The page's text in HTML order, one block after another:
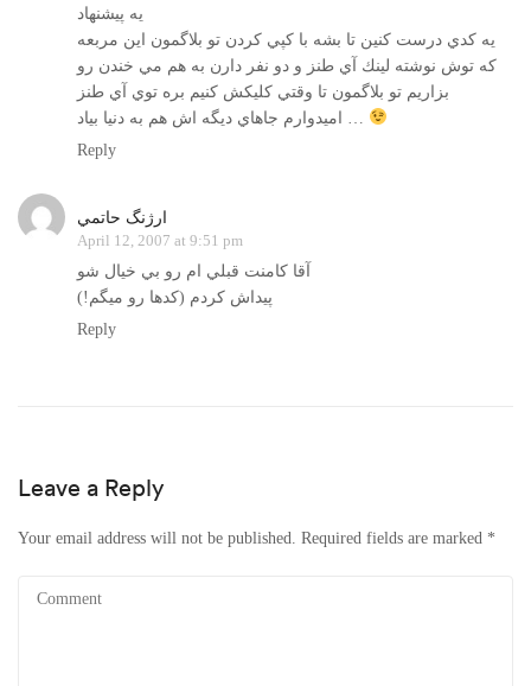
يه پيشنهاد
يه كدي درست كنين تا بشه با كپي كردن تو بلاگمون اين مربعه
كه توش نوشته لينك آي طنز و دو نفر دارن به هم مي خندن رو
بزاريم تو بلاگمون تا وقتي كليكش كنيم بره توي آي طنز
اميدوارم جاهاي ديگه اش هم به دنيا بياد …
Reply
ارژنگ حاتمي
April 12, 2007 at 9:51 pm
آقا كامنت قبلي ام رو بي خيال شو
پيداش كردم (كدها رو ميگم!)
Reply
Leave a Reply
Your email address will not be published. Required fields are marked *